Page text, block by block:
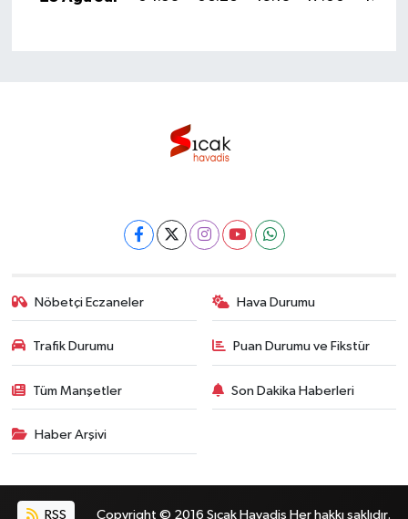
Nöbetçi Eczaneler Hava Durumu
Trafik Durumu Puan Durumu ve Fikstür
Tüm Manşetler Son Dakika Haberleri
Haber Arşivi
RSS Copyright © 2016 Sıcak Havadis Her hakkı saklıdır.